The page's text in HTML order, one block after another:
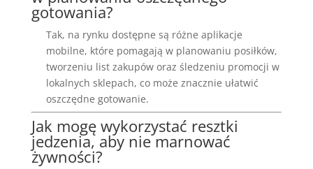
gotowania?
Tak, na rynku dostępne są różne aplikacje
mobilne, które pomagają w planowaniu posiłków,
tworzeniu list zakupów oraz śledzeniu promocji w
lokalnych sklepach, co może znacznie ułatwić
oszczędne gotowanie.
Jak mogę wykorzystać resztki
jedzenia, aby nie marnować
żywności?